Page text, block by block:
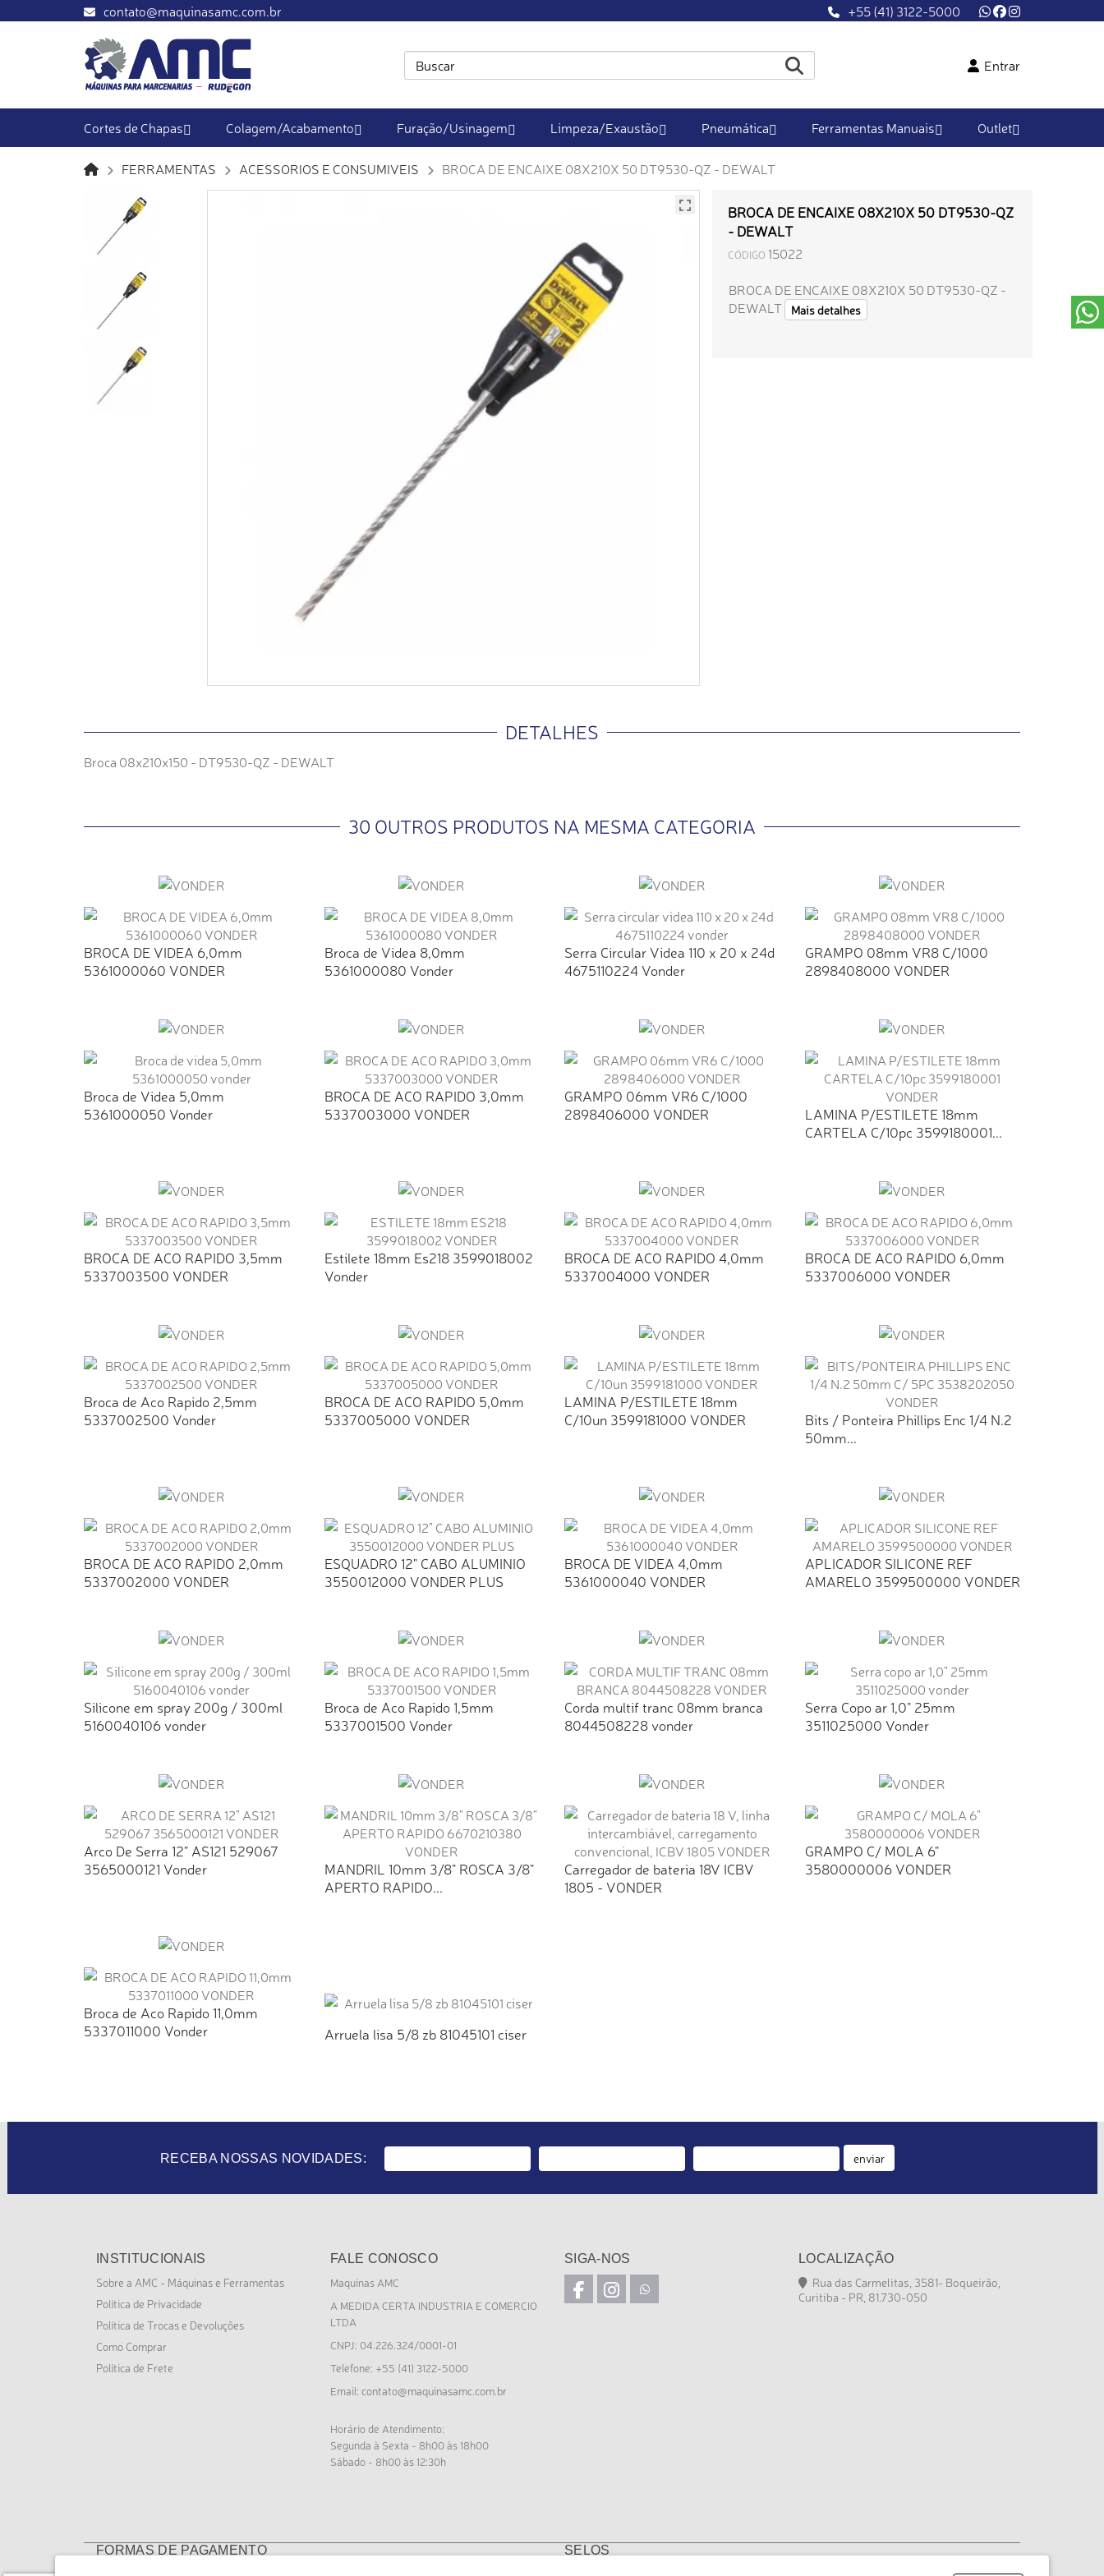
contato@maquinasamc.com.br +55 (41) 3122-5000
Entrar
Cortes de Chapas Colagem/Acabamento Furação/Usinagem Limpeza/Exaustão Pneumática Ferramentas Manuais Outlet
FERRAMENTAS ACESSORIOS E CONSUMIVEIS BROCA DE ENCAIXE 08X210X 50 DT9530-QZ - DEWALT
BROCA DE ENCAIXE 08X210X 50 DT9530-QZ
- DEWALT
CÓDIGO 15022
BROCA DE ENCAIXE 08X210X 50 DT9530-QZ -
DEWALT
Mais detalhes
DETALHES
Broca 08x210x150 - DT9530-QZ - DEWALT
30 OUTROS PRODUTOS NA MESMA CATEGORIA
BROCA DE VIDEA 6,0mm
5361000060 VONDER
Broca de Videa 8,0mm
5361000080 Vonder
Serra Circular Videa 110 x 20 x 24d
4675110224 Vonder
GRAMPO 08mm VR8 C/1000
2898408000 VONDER
Broca de Videa 5,0mm
5361000050 Vonder
BROCA DE ACO RAPIDO 3,0mm
5337003000 VONDER
GRAMPO 06mm VR6 C/1000
2898406000 VONDER
LAMINA P/ESTILETE 18mm
CARTELA C/10pc 3599180001...
BROCA DE ACO RAPIDO 3,5mm
5337003500 VONDER
Estilete 18mm Es218 3599018002
Vonder
BROCA DE ACO RAPIDO 4,0mm
5337004000 VONDER
BROCA DE ACO RAPIDO 6,0mm
5337006000 VONDER
Broca de Aco Rapido 2,5mm
5337002500 Vonder
BROCA DE ACO RAPIDO 5,0mm
5337005000 VONDER
LAMINA P/ESTILETE 18mm
C/10un 3599181000 VONDER
Bits / Ponteira Phillips Enc 1/4 N.2
50mm...
BROCA DE ACO RAPIDO 2,0mm
5337002000 VONDER
ESQUADRO 12" CABO ALUMINIO
3550012000 VONDER PLUS
BROCA DE VIDEA 4,0mm
5361000040 VONDER
APLICADOR SILICONE REF
AMARELO 3599500000 VONDER
Silicone em spray 200g / 300ml
5160040106 vonder
Broca de Aco Rapido 1,5mm
5337001500 Vonder
Corda multif tranc 08mm branca
8044508228 vonder
Serra Copo ar 1,0" 25mm
3511025000 Vonder
Arco De Serra 12" AS121 529067
3565000121 Vonder
MANDRIL 10mm 3/8" ROSCA 3/8"
APERTO RAPIDO...
Carregador de bateria 18V ICBV
1805 - VONDER
GRAMPO C/ MOLA 6"
3580000006 VONDER
Broca de Aco Rapido 11,0mm
5337011000 Vonder
Arruela lisa 5/8 zb 81045101 ciser
RECEBA NOSSAS NOVIDADES: enviar
INSTITUCIONAIS
Sobre a AMC - Máquinas e Ferramentas
Política de Privacidade
Política de Trocas e Devoluções
Como Comprar
Política de Frete
FALE CONOSCO
Maquinas AMC
A MEDIDA CERTA INDUSTRIA E COMERCIO
LTDA
CNPJ: 04.226.324/0001-01
Telefone: +55 (41) 3122-5000
Email: contato@maquinasamc.com.br
Horário de Atendimento:
Segunda à Sexta - 8h00 às 18h00
Sábado - 8h00 às 12:30h
SIGA-NOS LOCALIZAÇÃO
Rua das Carmelitas, 3581- Boqueirão,
Curitiba - PR, 81.730-050
FORMAS DE PAGAMENTO SELOS